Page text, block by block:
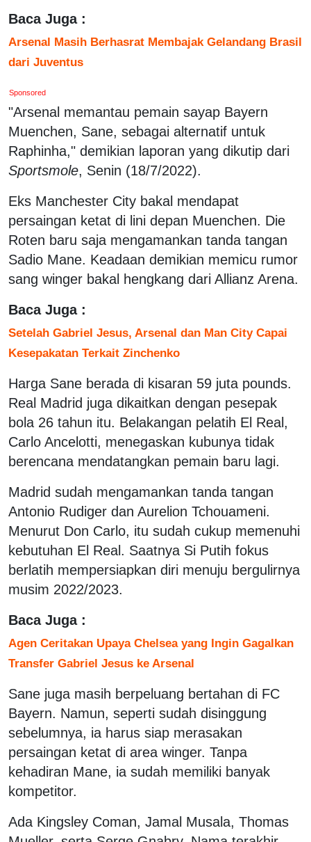
Baca Juga :
Arsenal Masih Berhasrat Membajak Gelandang Brasil
dari Juventus
Sponsored
"Arsenal memantau pemain sayap Bayern
Muenchen, Sane, sebagai alternatif untuk
Raphinha," demikian laporan yang dikutip dari
Sportsmole, Senin (18/7/2022).
Eks Manchester City bakal mendapat
persaingan ketat di lini depan Muenchen. Die
Roten baru saja mengamankan tanda tangan
Sadio Mane. Keadaan demikian memicu rumor
sang winger bakal hengkang dari Allianz Arena.
Baca Juga :
Setelah Gabriel Jesus, Arsenal dan Man City Capai
Kesepakatan Terkait Zinchenko
Harga Sane berada di kisaran 59 juta pounds.
Real Madrid juga dikaitkan dengan pesepak
bola 26 tahun itu. Belakangan pelatih El Real,
Carlo Ancelotti, menegaskan kubunya tidak
berencana mendatangkan pemain baru lagi.
Madrid sudah mengamankan tanda tangan
Antonio Rudiger dan Aurelion Tchouameni.
Menurut Don Carlo, itu sudah cukup memenuhi
kebutuhan El Real. Saatnya Si Putih fokus
berlatih mempersiapkan diri menuju bergulirnya
musim 2022/2023.
Baca Juga :
Agen Ceritakan Upaya Chelsea yang Ingin Gagalkan
Transfer Gabriel Jesus ke Arsenal
Sane juga masih berpeluang bertahan di FC
Bayern. Namun, seperti sudah disinggung
sebelumnya, ia harus siap merasakan
persaingan ketat di area winger. Tanpa
kehadiran Mane, ia sudah memiliki banyak
kompetitor.
Ada Kingsley Coman, Jamal Musala, Thomas